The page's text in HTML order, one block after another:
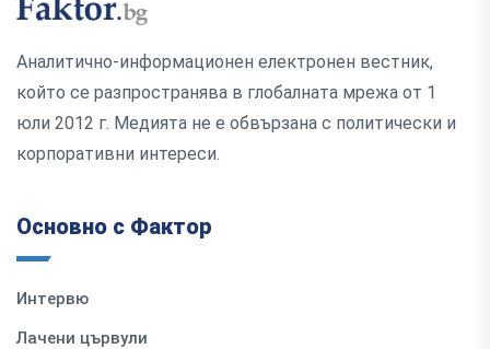
Аналитично-информационен електронен вестник,
който се разпространява в глобалната мрежа от 1
юли 2012 г. Медията не е обвързана с политически и
корпоративни интереси.
Основно с Фактор
Интервю
Лачени цървули